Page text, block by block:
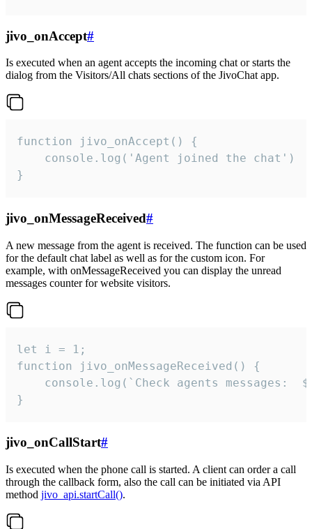
jivo_onAccept#
Is executed when an agent accepts the incoming chat or starts the
dialog from the Visitors/All chats sections of the JivoChat app.
function jivo_onAccept() {
}
jivo_onMessageReceived#
A new message from the agent is received. The function can be used
for the default chat label as well as for the custom icon. For
example, with onMessageReceived you can display the unread
messages counter for website visitors.
let i = 1;
function jivo_onMessageReceived() {
}
jivo_onCallStart#
Is executed when the phone call is started. A client can order a call
through the callback form, also the call can be initiated via API
method jivo_api.startCall().